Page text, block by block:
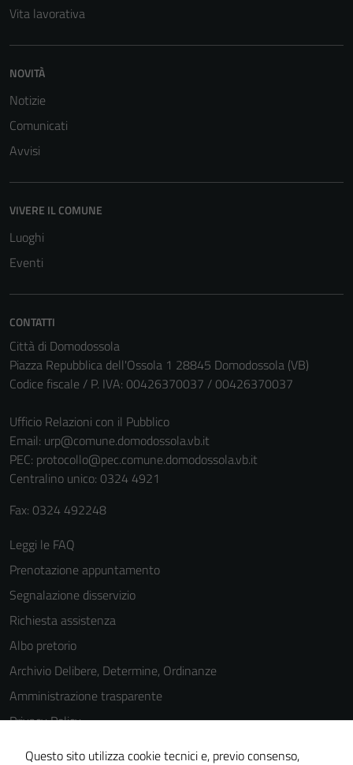
Vita lavorativa
NOVITÀ
Notizie
Comunicati
Avvisi
VIVERE IL COMUNE
Luoghi
Eventi
CONTATTI
Città di Domodossola
Piazza Repubblica dell'Ossola 1 28845 Domodossola (VB)
Codice fiscale / P. IVA: 00426370037 / 00426370037
Ufficio Relazioni con il Pubblico
Email: urp@comune.domodossola.vb.it
PEC: protocollo@pec.comune.domodossola.vb.it
Centralino unico: 0324 4921
Fax: 0324 492248
Leggi le FAQ
Prenotazione appuntamento
Segnalazione disservizio
Richiesta assistenza
Albo pretorio
Archivio Delibere, Determine, Ordinanze
Amministrazione trasparente
Privacy Policy
Cookie Policy
Questo sito utilizza cookie tecnici e, previo consenso,